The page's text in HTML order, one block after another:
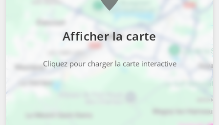
Afficher la carte
Cliquez pour charger la carte interactive